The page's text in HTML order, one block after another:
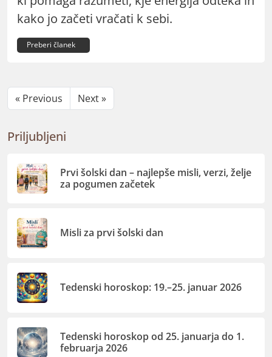
kako jo začeti vračati k sebi.
Preberi članek
« Previous Next »
Priljubljeni
Prvi šolski dan – najlepše misli, verzi, želje
za pogumen začetek
Misli za prvi šolski dan
Tedenski horoskop: 19.–25. januar 2026
Tedenski horoskop od 25. januarja do 1.
februarja 2026